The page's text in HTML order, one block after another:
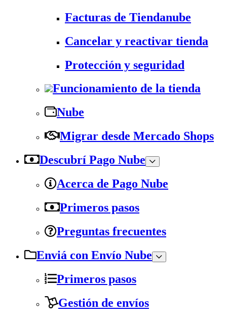
Facturas de Tiendanube
Cancelar y reactivar tienda
Protección y seguridad
Funcionamiento de la tienda
Nube
Migrar desde Mercado Shops
Descubrí Pago Nube
Acerca de Pago Nube
Primeros pasos
Preguntas frecuentes
Enviá con Envío Nube
Primeros pasos
Gestión de envíos